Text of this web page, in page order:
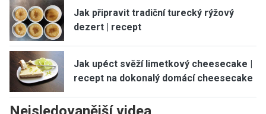
Jak připravit tradiční turecký rýžový
dezert | recept
Jak upéct svěží limetkový cheesecake |
recept na dokonalý domácí cheesecake